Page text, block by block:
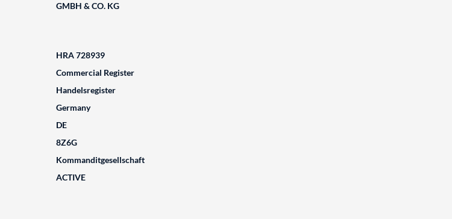
GMBH & CO. KG
HRA 728939
Commercial Register
Handelsregister
Germany
DE
8Z6G
Kommanditgesellschaft
ACTIVE